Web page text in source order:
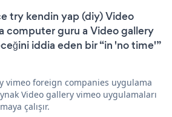
try kendin yap (diy) Video
computer guru a Video gallery
iddia eden bir “in 'no time'”
vimeo foreign companies uygulama
Video gallery vimeo uygulamaları
çalışır.